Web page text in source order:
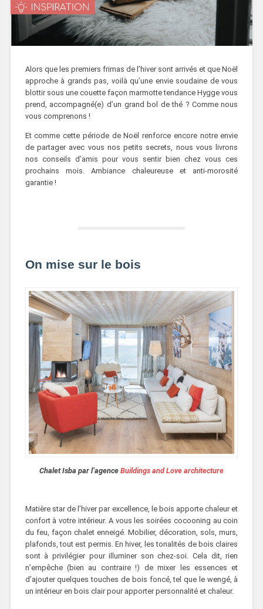
Alors que les premiers frimas de l’hiver sont arrivés et que Noël
approche à grands pas, voilà qu’une envie soudaine de vous
blottir sous une couette façon marmotte tendance Hygge vous
prend, accompagné(e) d’un grand bol de thé ? Comme nous
vous comprenons !
Et comme cette période de Noël renforce encore notre envie
de partager avec vous nos petits secrets, nous vous livrons
nos conseils d’amis pour vous sentir bien chez vous ces
prochains mois. Ambiance chaleureuse et anti-morosité
garantie !
On mise sur le bois
Chalet Isba par l’agence Buildings and Love architecture
Matière star de l’hiver par excellence, le bois apporte chaleur et
confort à votre intérieur. A vous les soirées cocooning au coin
du feu, façon chalet enneigé. Mobilier, décoration, sols, murs,
plafonds, tout est permis. En hiver, les tonalités de bois claires
sont à privilégier pour illuminer son chez-soi. Cela dit, rien
n’empêche (bien au contraire !) de mixer les essences et
d’ajouter quelques touches de bois foncé, tel que le wengé, à
un intérieur en bois clair pour apporter personnalité et chaleur.